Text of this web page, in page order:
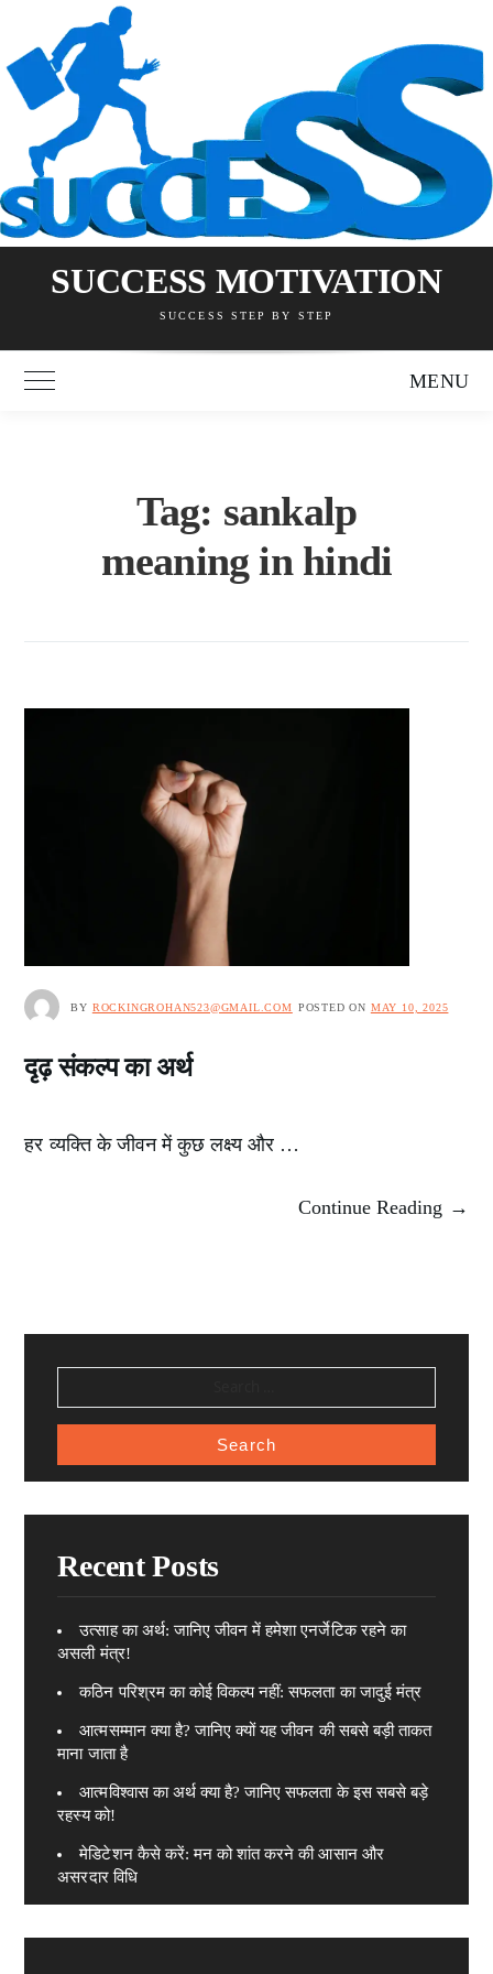
content
SUCCESS MOTIVATION
SUCCESS STEP BY STEP
Toggle Main Menu MENU
Tag: sankalp
meaning in hindi
BY ROCKINGROHAN523@GMAIL.COM POSTED ON MAY 10, 2025
दृढ़ संकल्प का अर्थ
हर व्यक्ति के जीवन में कुछ लक्ष्य और …
Continue Reading →
FOR:
Recent Posts
उत्साह का अर्थ: जानिए जीवन में हमेशा एनर्जेटिक रहने का
असली मंत्र!
कठिन परिश्रम का कोई विकल्प नहीं: सफलता का जादुई मंत्र
आत्मसम्मान क्या है? जानिए क्यों यह जीवन की सबसे बड़ी ताकत
माना जाता है
आत्मविश्वास का अर्थ क्या है? जानिए सफलता के इस सबसे बड़े
रहस्य को!
मेडिटेशन कैसे करें: मन को शांत करने की आसान और
असरदार विधि